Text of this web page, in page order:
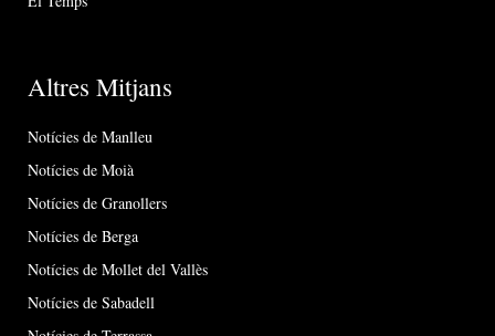
Altres Mitjans
Notícies de Manlleu
Notícies de Moià
Notícies de Granollers
Notícies de Berga
Notícies de Mollet del Vallès
Notícies de Sabadell